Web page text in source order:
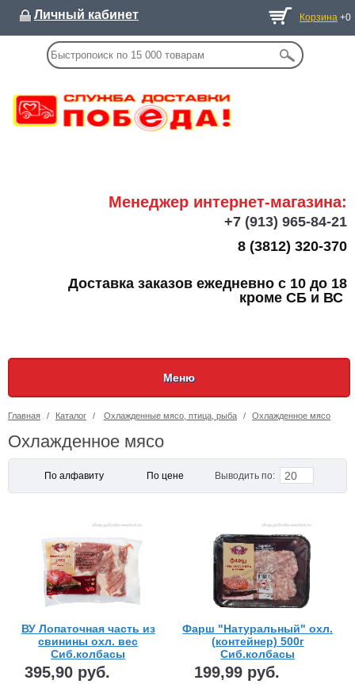
Личный кабинет Корзина +0
Менеджер интернет-магазина:
+7 (913) 965-84-21
8 (3812) 320-370
Доставка заказов ежедневно с 10 до 18
кроме СБ и ВС
Меню
Главная / Каталог / Охлажденные мясо, птица, рыба / Охлажденное мясо
Охлажденное мясо
По алфавиту По цене Выводить по: 20
ВУ Лопаточная часть из
свинины охл. вес
Сиб.колбасы
395,90 руб.
Фарш "Натуральный" охл.
(контейнер) 500г
Сиб.колбасы
199,99 руб.